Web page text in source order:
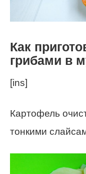
Как
грибами в
[ins]
Картофель
тонкими